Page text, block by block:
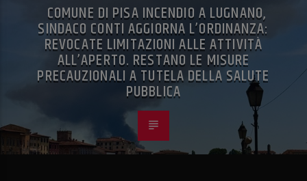
COMUNE DI PISA INCENDIO A LUGNANO,
SINDACO CONTI AGGIORNA L’ORDINANZA:
REVOCATE LIMITAZIONI ALLE ATTIVITÀ
ALL’APERTO. RESTANO LE MISURE
PRECAUZIONALI A TUTELA DELLA SALUTE
PUBBLICA